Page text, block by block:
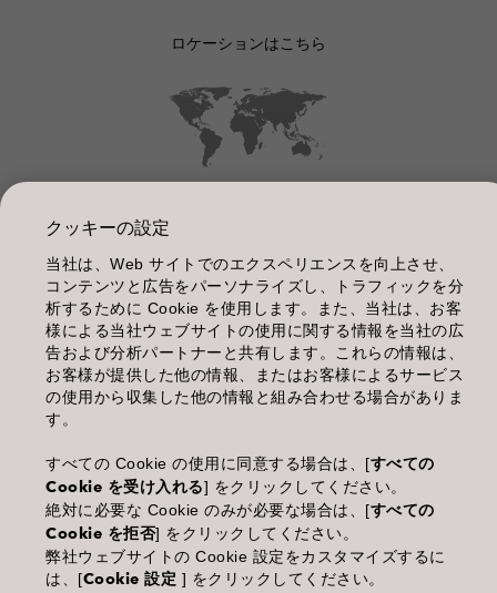
ロケーションはこちら
個人情報保護指針
化粧品等の使用上の注意
商品に関するお問い合わせ TEL.03-3660-7590
Goldwell is part of Kao Salon Division.
クッキーの設定
当社は、Web サイトでのエクスペリエンスを向上させ、
コンテンツと広告をパーソナライズし、トラフィックを分
析するために Cookie を使用します。また、当社は、お客
様による当社ウェブサイトの使用に関する情報を当社の広
告および分析パートナーと共有します。これらの情報は、
お客様が提供した他の情報、またはお客様によるサービス
の使用から収集した他の情報と組み合わせる場合がありま
す。
すべての Cookie の使用に同意する場合は、[すべての
Cookie を受け入れる] をクリックしてください。
絶対に必要な Cookie のみが必要な場合は、[すべての
Cookie を拒否] をクリックしてください。
弊社ウェブサイトの Cookie 設定をカスタマイズするに
は、[Cookie 設定 ] をクリックしてください。